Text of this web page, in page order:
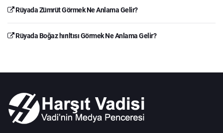
Rüyada Zümrüt Görmek Ne Anlama Gelir?
Rüyada Boğaz hırıltısı Görmek Ne Anlama Gelir?